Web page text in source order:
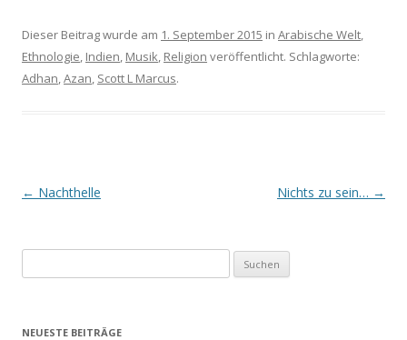
Dieser Beitrag wurde am 1. September 2015 in Arabische Welt,
Ethnologie, Indien, Musik, Religion veröffentlicht. Schlagworte:
Adhan,Azan, Scott L Marcus.
Beitrags-
← Nachthelle Nichts zu sein… →
u
h
NEUESTE BEITRÄGE